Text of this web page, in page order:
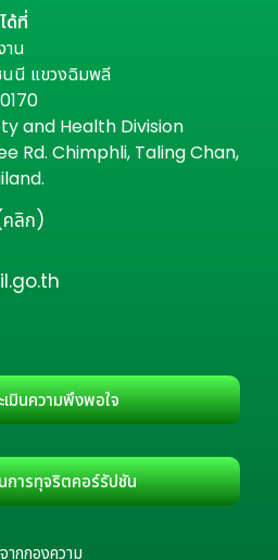
ด้ที่
าน
นนี แขวงฉิมพลี
and Health Division
Rd. Chimphli, Taling Chan,
คลิก)
มินความพึงพอใจ
การทุจริตคอร์รัปชัน
ากกองความ